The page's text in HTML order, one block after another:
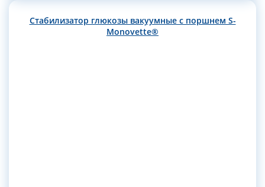
Стабилизатор глюкозы вакуумные с поршнем S-
Monovette®